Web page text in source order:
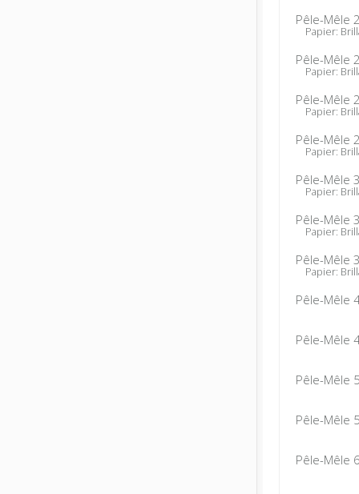
Pêle-Mêle
Papier:
Pêle-Mêle
Papier:
Pêle-Mêle
Papier:
Pêle-Mêle
Papier:
Pêle-Mêle
Papier:
Pêle-Mêle
Papier:
Pêle-Mêle
Papier:
Pêle-Mêle
Pêle-Mêle
Pêle-Mêle
Pêle-Mêle
Pêle-Mêle